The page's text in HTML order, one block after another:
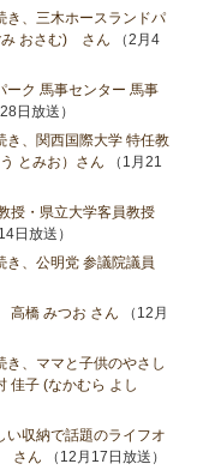
き、三木ホースランドパ
み おさむ) さん （2月4
ーク 馬事センター 馬事
日放送）
き、関西国際大学 特任教
とみお）さん （1月21
授・県立大学客員教授
日放送）
き、公明党 参議院議員
高橋 みつお さん （12月
き、ママと子供のやさし
佳子 (なかむら よし
い収納で話題のライフオ
さん （12月17日放送）